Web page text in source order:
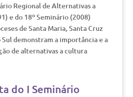
Regional de Alternativas a
e do 18º Seminário (2008)
de Santa Maria, Santa Cruz
Sul demonstram a importância e a
de alternativas a cultura
do I Seminário